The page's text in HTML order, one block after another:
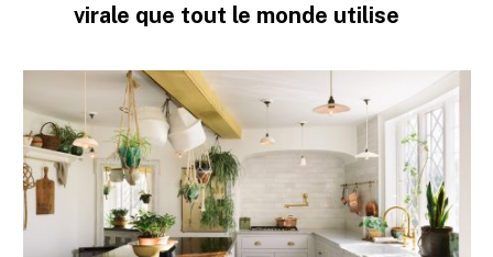
virale que tout le monde utilise